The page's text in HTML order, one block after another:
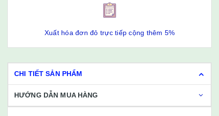
Xuất hóa đơn đỏ trực tiếp cộng thêm 5%
CHI TIẾT SẢN PHẨM
HƯỚNG DẪN MUA HÀNG